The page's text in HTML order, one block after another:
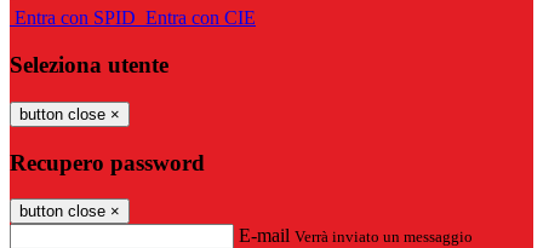
Entra con SPID Entra con CIE
Seleziona utente
button close ×
Recupero password
button close ×
E-mail Verrà inviato un messaggio